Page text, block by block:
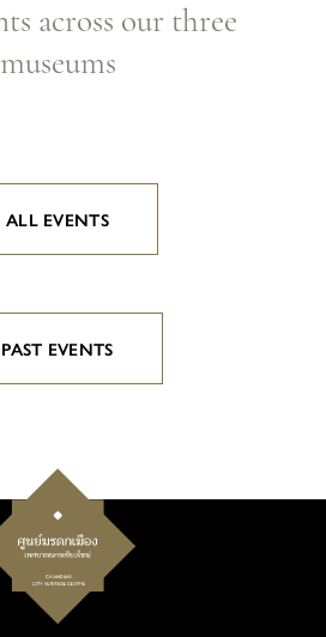
across our three
museums
ALL EVENTS
PAST EVENTS